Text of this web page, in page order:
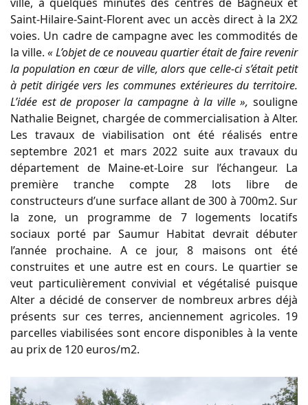
Saint-Hilaire-Saint-Florent avec un accès direct à la 2X2
voies. Un cadre de campagne avec les commodités de
la ville. « L’objet de ce nouveau quartier était de faire revenir
la population en cœur de ville, alors que celle-ci s’était petit
à petit dirigée vers les communes extérieures du territoire.
L’idée est de proposer la campagne à la ville », souligne
Nathalie Beignet, chargée de commercialisation à Alter.
Les travaux de viabilisation ont été réalisés entre
septembre 2021 et mars 2022 suite aux travaux du
département de Maine-et-Loire sur l’échangeur. La
première tranche compte 28 lots libre de
constructeurs d’une surface allant de 300 à 700m2. Sur
la zone, un programme de 7 logements locatifs
sociaux porté par Saumur Habitat devrait débuter
l’année prochaine. A ce jour, 8 maisons ont été
construites et une autre est en cours. Le quartier se
veut particulièrement convivial et végétalisé puisque
Alter a décidé de conserver de nombreux arbres déjà
présents sur ces terres, anciennement agricoles. 19
parcelles viabilisées sont encore disponibles à la vente
au prix de 120 euros/m2.